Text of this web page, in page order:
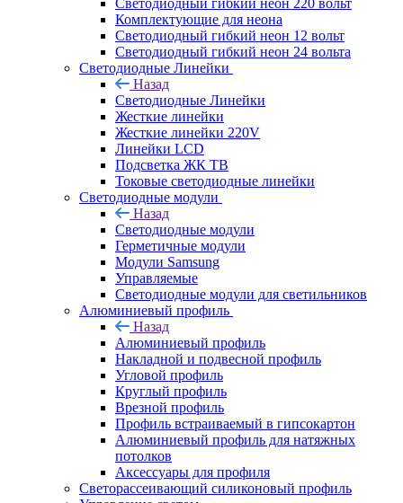
Светодиодный гибкий неон 220 вольт
Комплектующие для неона
Светодиодный гибкий неон 12 вольт
Светодиодный гибкий неон 24 вольта
Светодиодные Линейки
Назад
Светодиодные Линейки
Жесткие линейки
Жесткие линейки 220V
Линейки LCD
Подсветка ЖК ТВ
Токовые светодиодные линейки
Светодиодные модули
Назад
Светодиодные модули
Герметичные модули
Модули Samsung
Управляемые
Светодиодные модули для светильников
Алюминиевый профиль
Назад
Алюминиевый профиль
Накладной и подвесной профиль
Угловой профиль
Круглый профиль
Врезной профиль
Профиль встраиваемый в гипсокартон
Алюминиевый профиль для натяжных
потолков
Аксессуары для профиля
Светорассеивающий силиконовый профиль